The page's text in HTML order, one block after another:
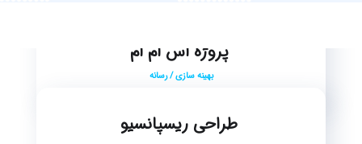
پروژه اس ام ام
بهینه سازی/رسانه
طراحی ریسپانسیو